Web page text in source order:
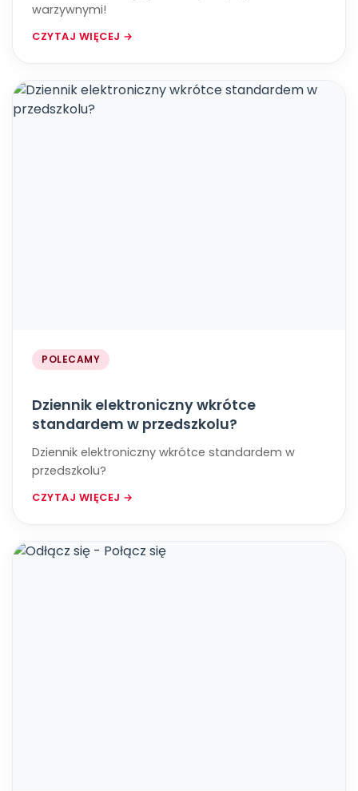
warzywnymi!
CZYTAJ WIĘCEJ →
POLECAMY
Dziennik elektroniczny wkrótce
standardem w przedszkolu?
Dziennik elektroniczny wkrótce standardem w
przedszkolu?
CZYTAJ WIĘCEJ →